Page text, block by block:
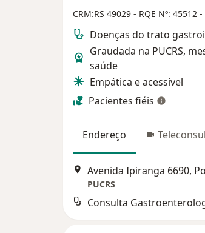
CRM:RS 49029 - RQE Nº: 45512 -
Doenças do trato
Graudada na PUCRS,
saúde
Empática e acessível
Pacientes fiéis
Endereço
Avenida Ipiranga 6690,
PUCRS
Consulta